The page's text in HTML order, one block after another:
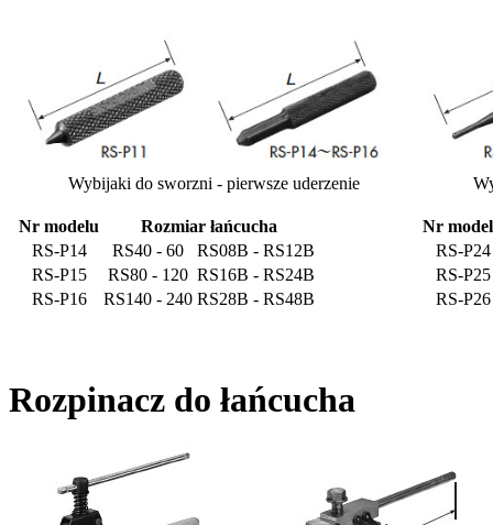
Wybijaki do sworzni - pierwsze uderzenie
Nr modelu
Rozmiar łańcucha
RS-P14
RS40 - 60
RS08B - RS12B
RS-P15
RS80 - 120 RS16B - RS24B
RS-P16
RS140 - 240 RS28B - RS48B
Nr
RS-P24
RS-P25
RS-P26
Rozpinacz do łańcucha